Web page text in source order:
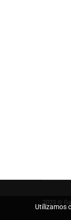
2023 ©
Utilizamos